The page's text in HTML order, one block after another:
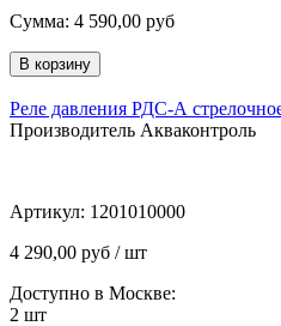
Сумма: 4 590,00 руб
Реле давления РДС-А
Производитель Акваконтроль
Артикул: 1201010000
4 290,00 руб / шт
Доступно в Москве:
2 шт